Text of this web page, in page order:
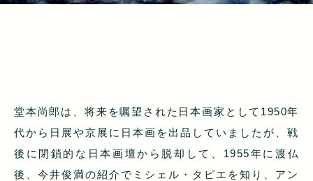
堂本尚郎は、将来を嘱望された日本画家として1950年
代から日展や京展に日本画を出品していましたが、戦
後に閉鎖的な日本画壇から脱却して、1955年に渡仏
後、今井俊満の紹介でミシェル・タピエを知り、アン